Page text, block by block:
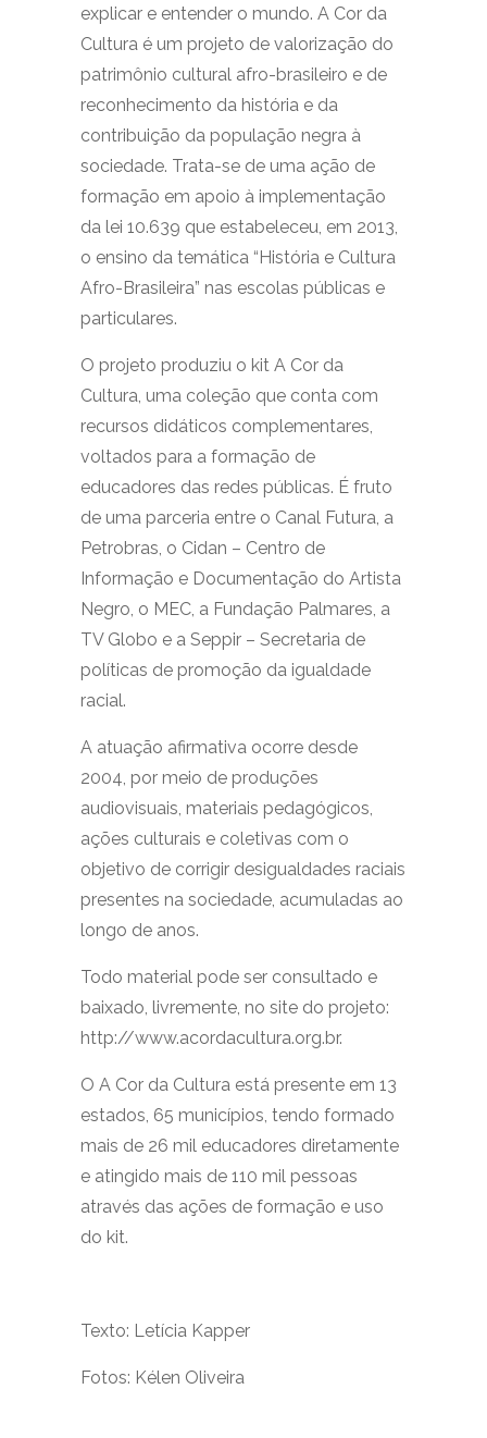
explicar e entender o mundo. A Cor da
Cultura é um projeto de valorização do
patrimônio cultural afro-brasileiro e de
reconhecimento da história e da
contribuição da população negra à
sociedade. Trata-se de uma ação de
formação em apoio à implementação
da lei 10.639 que estabeleceu, em 2013,
o ensino da temática “História e Cultura
Afro-Brasileira” nas escolas públicas e
particulares.
O projeto produziu o kit A Cor da
Cultura, uma coleção que conta com
recursos didáticos complementares,
voltados para a formação de
educadores das redes públicas. É fruto
de uma parceria entre o Canal Futura, a
Petrobras, o Cidan – Centro de
Informação e Documentação do Artista
Negro, o MEC, a Fundação Palmares, a
TV Globo e a Seppir – Secretaria de
políticas de promoção da igualdade
racial.
A atuação afirmativa ocorre desde
2004, por meio de produções
audiovisuais, materiais pedagógicos,
ações culturais e coletivas com o
objetivo de corrigir desigualdades raciais
presentes na sociedade, acumuladas ao
longo de anos.
Todo material pode ser consultado e
baixado, livremente, no site do projeto:
http://www.acordacultura.org.br.
O A Cor da Cultura está presente em 13
estados, 65 municípios, tendo formado
mais de 26 mil educadores diretamente
e atingido mais de 110 mil pessoas
através das ações de formação e uso
do kit.
Texto: Letícia Kapper
Fotos: Kélen Oliveira